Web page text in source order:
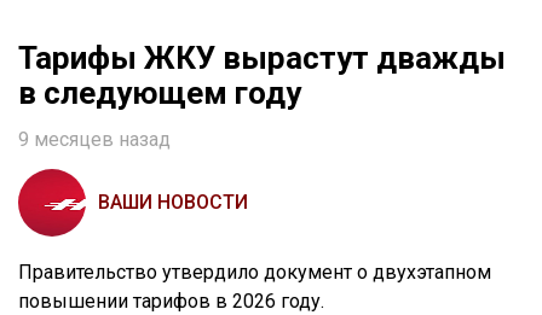
Тарифы ЖКУ вырастут дважды
в следующем году
9 месяцев назад
ВАШИ НОВОСТИ
Правительство утвердило документ о двухэтапном
повышении тарифов в 2026 году.